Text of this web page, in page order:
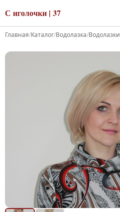
С иголочки | 37
Главная/Каталог/Водолазка/Водолазки